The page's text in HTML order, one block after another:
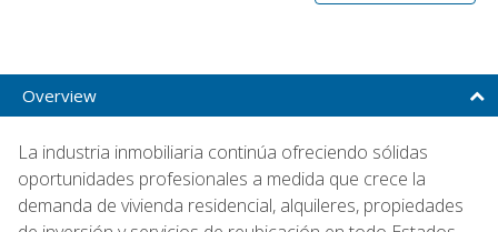
Overview
La industria inmobiliaria continúa ofreciendo sólidas
oportunidades profesionales a medida que crece la
demanda de vivienda residencial, alquileres, propiedades